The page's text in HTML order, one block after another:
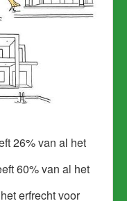
26% van al het
60% van al het
erfrecht voor